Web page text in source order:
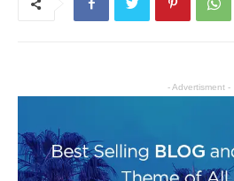
- Advertisment -